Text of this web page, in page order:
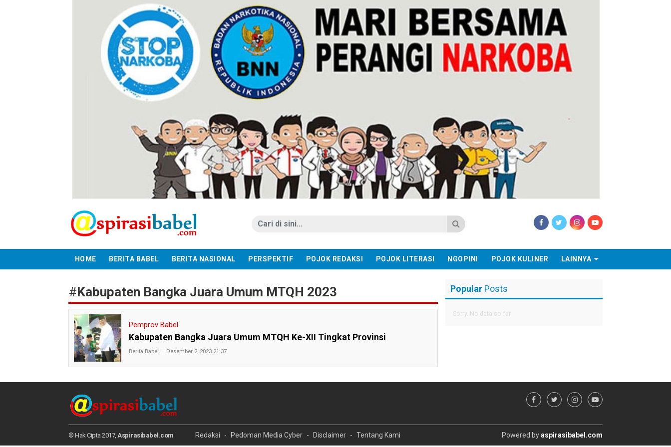
HOME BERITA BABEL BERITA NASIONAL PERSPEKTIF POJOK REDAKSI POJOK LITERASI NGOPINI POJOK KULINER LAINNYA
#Kabupaten Bangka Juara Umum MTQH 2023
Pemprov Babel
Kabupaten Bangka Juara Umum MTQH Ke-XII Tingkat Provinsi
Berita Babel Desember 2, 2023 21:37
Popular Posts
Sorry. No data so far.
© Hak Cipta 2017, Aspirasibabel.com Redaksi Pedoman Media Cyber Disclaimer Tentang Kami Powered byaspirasibabel.com